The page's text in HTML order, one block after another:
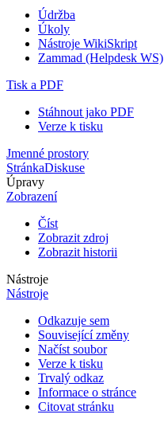
Údržba
Úkoly
Nástroje WikiSkript
Zammad (Helpdesk WS)
Tisk a PDF
Stáhnout jako PDF
Verze k tisku
Jmenné prostory
StránkaDiskuse
Úpravy
Zobrazení
Číst
Zobrazit zdroj
Zobrazit historii
Nástroje
Nástroje
Odkazuje sem
Související změny
Načíst soubor
Verze k tisku
Trvalý odkaz
Informace o stránce
Citovat stránku